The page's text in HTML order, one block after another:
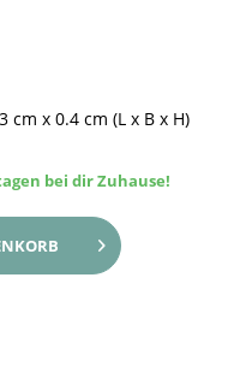
cm x 0.4 cm (L x B x H)
bei dir Zuhause!